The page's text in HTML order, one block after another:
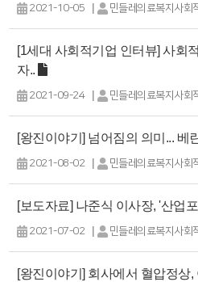
2021-10-05 | 민들레의료복지사회
[1세대 사회적기업 인터뷰] 사회
자..
2021-09-24 | 민들레의료복지사회
[왕진이야기] 넘어짐의 의미... 베
2021-08-02 | 민들레의료복지사회
[보도자료] 나준식 이사장, '산업
2021-07-02 | 민들레의료복지사회
[왕진이야기] 회사에서 혈압정상